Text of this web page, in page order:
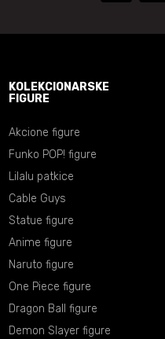
KOLEKCIONARSKE
FIGURE
Akcione figure
Funko POP! figure
Lilalu patkice
Cable Guys
Statue figure
Anime figure
Naruto figure
One Piece figure
Dragon Ball figure
Demon Slayer figure